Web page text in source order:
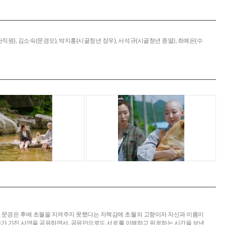
직원), 김소숙(문경모), 박지홍(시골청년 장우), 서석규(시골청년 종열), 최예은(수
경은 후배 초월을 지켜주지 못했다는 자책감에 초월의 고향이자 자신과 이름이
가진 사연을 공유하면서, 공유만으로도 서로를 이해하고 위로하는 시간을 보낸